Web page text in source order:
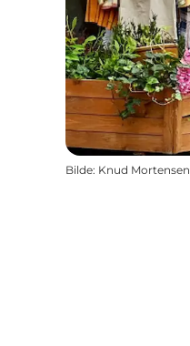
Bilde: Knud Mortensen